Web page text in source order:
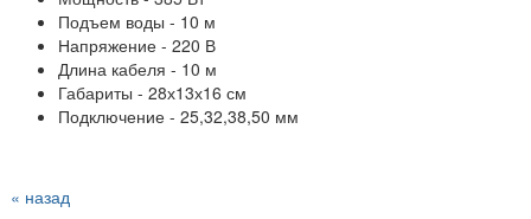
Подъем воды - 10 м
Напряжение - 220 В
Длина кабеля - 10 м
Габариты - 28х13х16 см
Подключение - 25,32,38,50 мм
« назад